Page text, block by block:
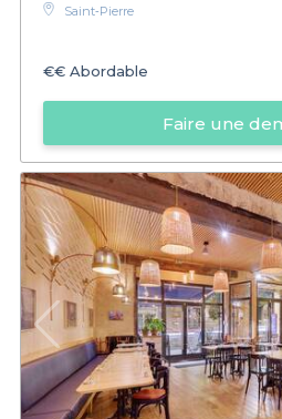
Saint‑Pierre
€€ Abordable
Faire une